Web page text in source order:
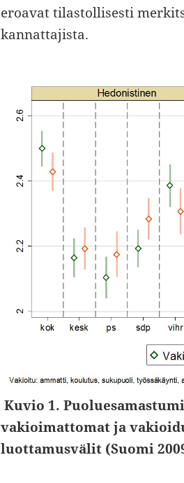
eroavat tilastollisesti
kannattajista.
Kuvio 1.
vakioimattomat ja
luottamusvälit (Suomi